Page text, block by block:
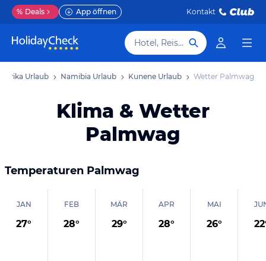
% Deals App öffnen Kontakt
Hotel, Reiseziel
Afrika Urlaub Namibia Urlaub Kunene Urlaub Wetter Palmwag
Klima & Wetter
Palmwag
Temperaturen Palmwag
JAN
27°
FEB
28°
MÄR
29°
APR
28°
MAI
26° 22